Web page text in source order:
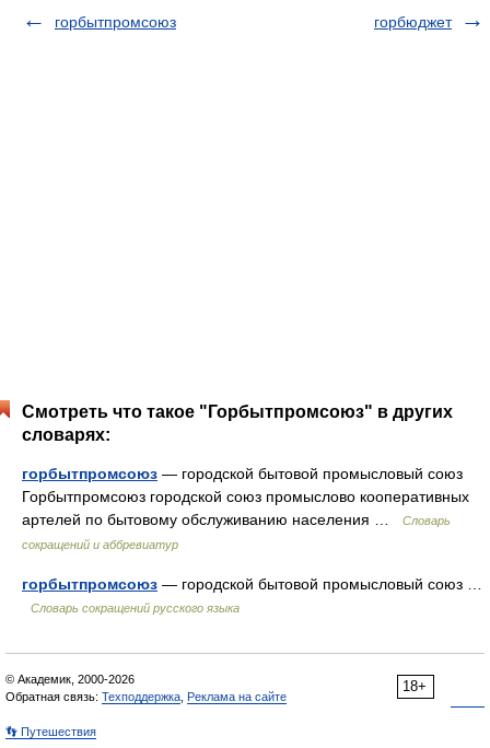
горбытпромсоюз
горбюджет
Смотреть что такое "Горбытпромсоюз" в других
словарях:
горбытпромсоюз — городской бытовой промысловый союз
Горбытпромсоюз городской союз промыслово кооперативных
артелей по бытовому обслуживанию населения …
Словарь
сокращений и аббревиатур
горбытпромсоюз — городской бытовой промысловый союз …
Словарь сокращений русского языка
18+
© Академик, 2000-2026
Обратная связь: Техподдержка Реклама на сайте
👣 Путешествия